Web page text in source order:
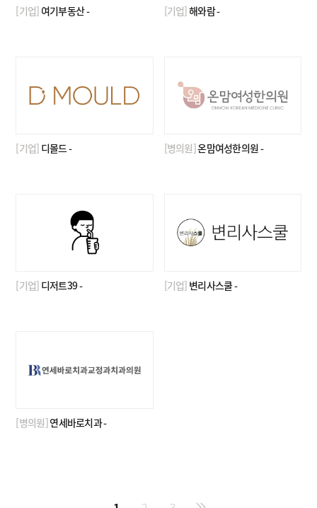
[기업] 여기부동산 - [기업] 해와람 -
[기업] 디몰드 - [병의원] 온맘여성한의원 -
[기업] 디저트39 - [기업] 변리사스쿨 -
[병의원] 연세바로치과 -